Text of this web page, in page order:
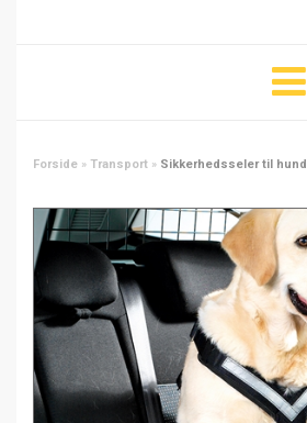
Forside » Transport » Sikkerhedsseler til hund